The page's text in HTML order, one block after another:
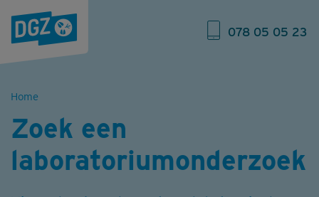
078 05 05 23
Home
Zoek een
laboratoriumonderzoek